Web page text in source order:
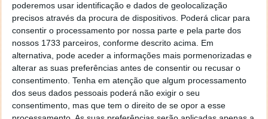
poderemos usar identificação e dados de geolocalização
precisos através da procura de dispositivos. Poderá clicar para
consentir o processamento por nossa parte e pela parte dos
nossos 1733 parceiros, conforme descrito acima. Em
alternativa, pode aceder a informações mais pormenorizadas e
alterar as suas preferências antes de consentir ou recusar o
consentimento. Tenha em atenção que algum processamento
dos seus dados pessoais poderá não exigir o seu
consentimento, mas que tem o direito de se opor a esse
AVC: novo treino cognitivo com a ajuda
da Inteligência Artificial
28 OUT 2025·INTELIGÊNCIA ARTIFICIAL COMENTAR
Uma equipa de investigação coliderada pela
Universidade de Coimbra (UC) desenvolveu o
NeuroAIreh@b, um novo programa de treino